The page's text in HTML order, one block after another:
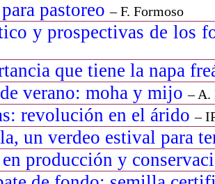
pastoreo – F. Formoso
y prospectivas de los
que tiene la napa
verano: moha y mijo– A.
revolución en el árido–
un verdeo estival para
en producción y